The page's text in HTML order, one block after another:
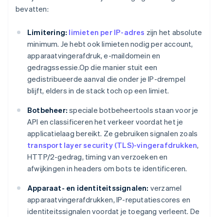
bevatten:
Limitering: limieten per IP-adres zijn het absolute
minimum. Je hebt ook limieten nodig per account,
apparaatvingerafdruk, e-maildomein en
gedragssessie.Op die manier stuit een
gedistribueerde aanval die onder je IP-drempel
blijft, elders in de stack toch op een limiet.
Botbeheer: speciale botbeheertools staan voor je
API en classificeren het verkeer voordat het je
applicatielaag bereikt. Ze gebruiken signalen zoals
transport layer security (TLS)-vingerafdrukken,
HTTP/2-gedrag, timing van verzoeken en
afwijkingen in headers om bots te identificeren.
Apparaat- en identiteitssignalen: verzamel
apparaatvingerafdrukken, IP-reputatiescores en
identiteitssignalen voordat je toegang verleent. De